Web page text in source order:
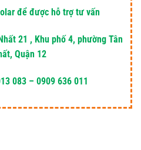
để được hỗ trợ tư vấn
21 , Khu phố 4, phường Tân
Quận 12
083 – 0909 636 011